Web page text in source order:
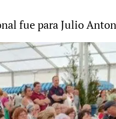
fue para Julio